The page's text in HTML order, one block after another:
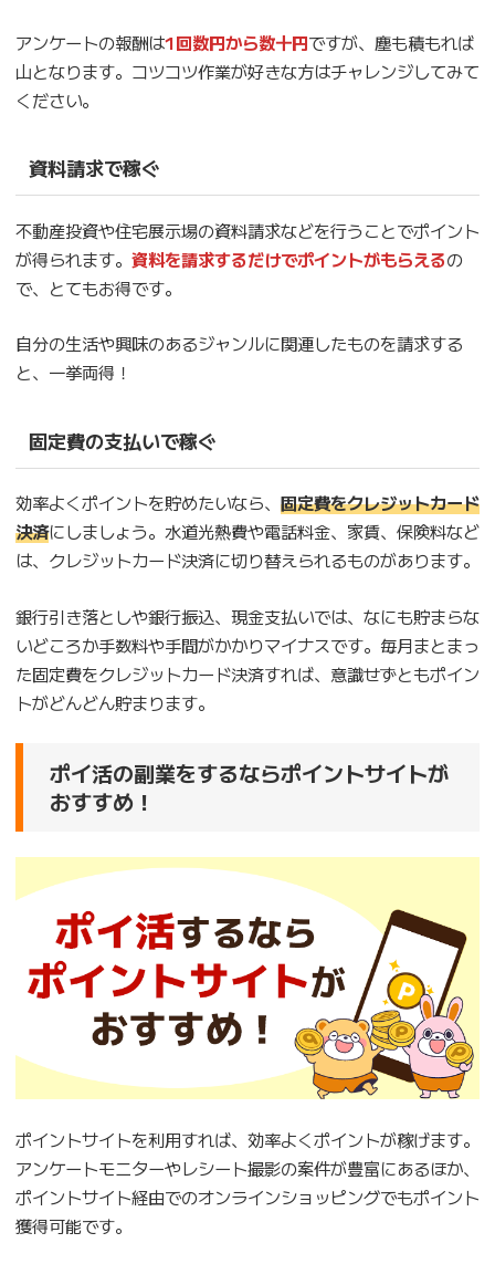
アンケートの報酬は1回数円から数十円ですが、塵も積もれば
山となります。コツコツ作業が好きな方はチャレンジしてみて
ください。
資料請求で稼ぐ
不動産投資や住宅展示場の資料請求などを行うことでポイント
が得られます。 資料を請求するだけでポイントがもらえるの
で、とてもお得です。
自分の生活や興味のあるジャンルに関連したものを請求する
と、一挙両得！
固定費の支払いで稼ぐ
効率よくポイントを貯めたいなら、 固定費をクレジットカード
決済にしましょう。水道光熱費や電話料金、家賃、保険料など
は、クレジットカード決済に切り替えられるものがあります。
銀行引き落としや銀行振込、現金支払いでは、なにも貯まらな
いどころか手数料や手間がかかりマイナスです。毎月まとまっ
た固定費をクレジットカード決済すれば、意識せずともポイン
トがどんどん貯まります。
ポイ活の副業をするならポイントサイトが
おすすめ！
ポイントサイトを利用すれば、効率よくポイントが稼げます。
アンケートモニターやレシート撮影の案件が豊富にあるほか、
ポイントサイト経由でのオンラインショッピングでもポイント
獲得可能です。